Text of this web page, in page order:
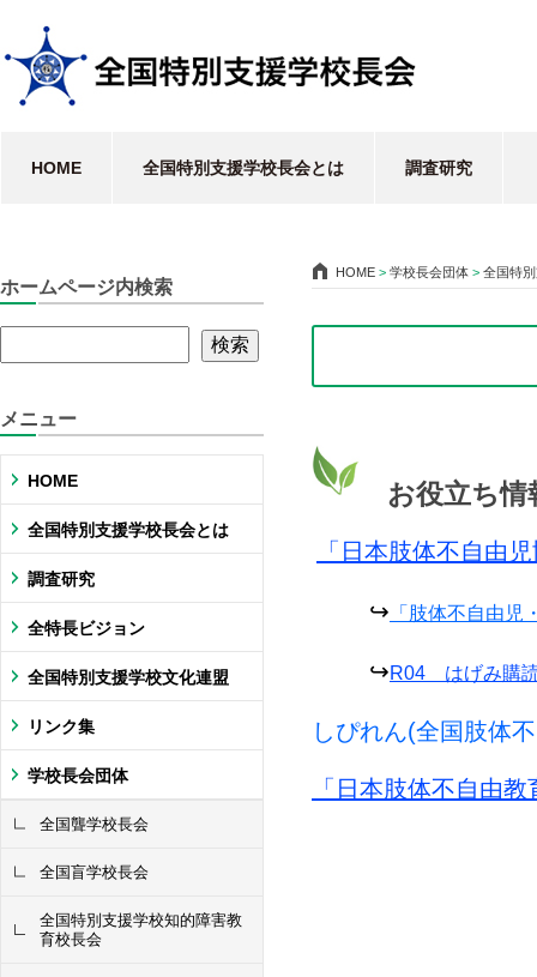
HOME 全国特別支援学校長会とは 調査研究
ホームページ内検索
メニュー
HOME
全国特別支援学校長会とは
調査研究
全特長ビジョン
全国特別支援学校文化連盟
リンク集
学校長会団体
全国聾学校長会
全国盲学校長会
全国特別支援学校知的障害教
育校長会
HOME > 学校長会団体 > 全国特
お役立ち情
「日本肢体不自由
↪ 「肢体不自由
↪R04 はげみ購
しぴれん(全国肢体
「日本肢体不自由